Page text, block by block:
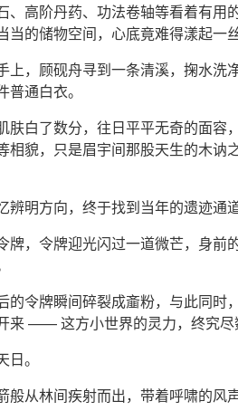
、高阶丹药、功法卷轴等看着有用
当的储物空间，心底竟难得漾起一
上，顾砚舟寻到一条清溪，掬水洗
通白衣。
肤白了数分，往日平平无奇的面容
相貌，只是眉宇间那股天生的木讷
辨明方向，终于找到当年的遗迹通道
牌，令牌迎光闪过一道微芒，身前
的令牌瞬间碎裂成齑粉，与此同时
来 —— 这方小世界的灵力，终究尽
。
般从林间疾射而出，带着呼啸的风